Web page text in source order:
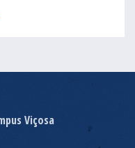
Viçosa